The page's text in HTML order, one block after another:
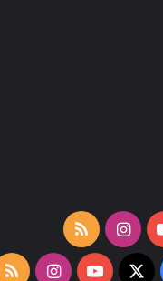
‫YouTubeانستقرامملخص
الموقع
فيسبوك
‫X
‫YouTube